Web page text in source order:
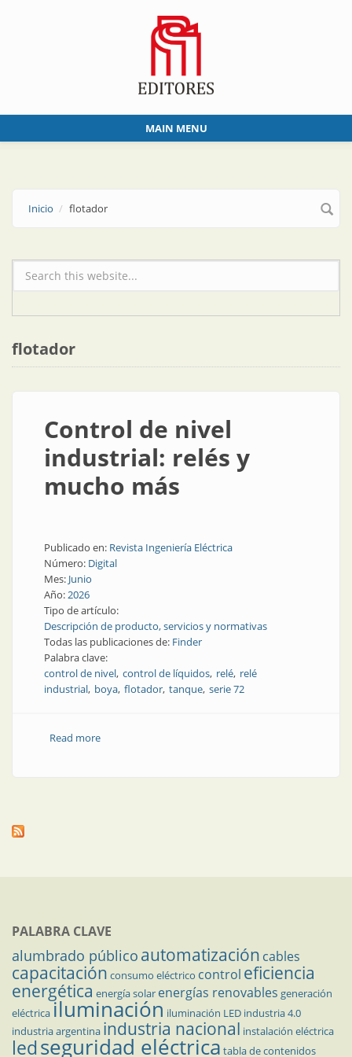
MAIN MENU
Inicio flotador
Formulario de búsqueda
flotador
Control de nivel
industrial: relés y
mucho más
Publicado en: Revista Ingeniería Eléctrica
Número: Digital
Mes: Junio
Año:2026
Tipo de artículo:
Descripción de producto, servicios y normativas
Todas las publicaciones de: Finder
Palabra clave:
control de nivel control de líquidos relé relé
industrial boya flotador tanque serie 72
Read moreabout Control de nivel industrial: relés y mucho más
PALABRA CLAVE
alumbrado público automatización cables
capacitación consumo eléctrico control eficiencia
energética energía solar energías renovables generación
eléctricailuminación iluminación LED industria 4.0
industria argentina industria nacional instalación eléctrica
ledseguridad eléctrica tabla de contenidos